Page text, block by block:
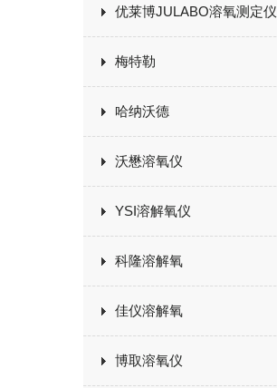
优莱博JULABO溶氧测定仪
梅特勒
哈纳沃德
沃懋溶氧仪
YSI溶解氧仪
科隆溶解氧
佳仪溶解氧
博取溶氧仪